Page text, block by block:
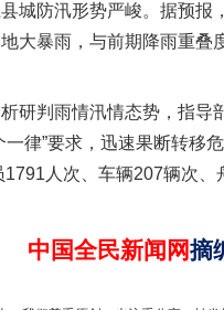
城防汛形势严峻。据预报
大暴雨，与前期降雨重叠
研判雨情汛情态势，指导
律”要求，迅速果断转移危
人次、车辆207辆次、
中国全民新闻网摘